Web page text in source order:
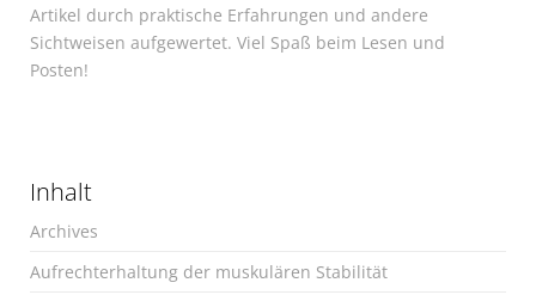
Artikel durch praktische Erfahrungen und andere
Sichtweisen aufgewertet. Viel Spaß beim Lesen und
Posten!
Inhalt
Archives
Aufrechterhaltung der muskulären Stabilität